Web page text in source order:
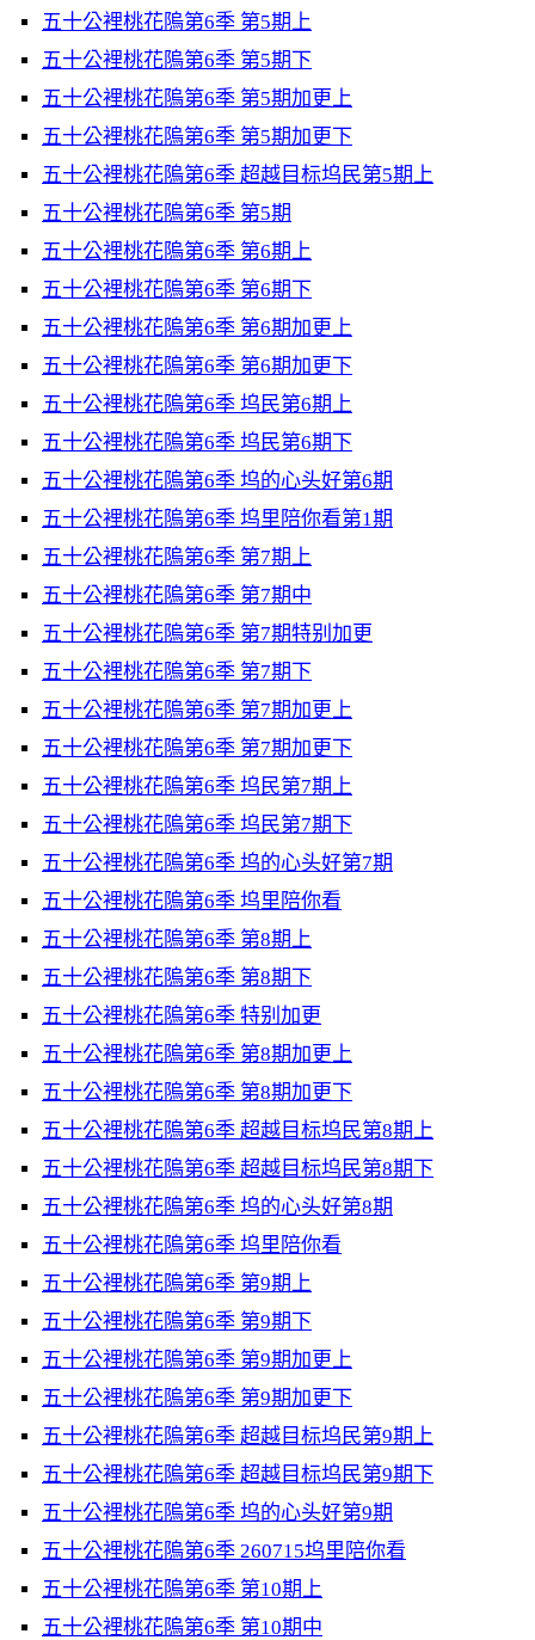
五十公裡桃花隖第6季 第5期上
五十公裡桃花隖第6季 第5期下
五十公裡桃花隖第6季 第5期加更上
五十公裡桃花隖第6季 第5期加更下
五十公裡桃花隖第6季 超越目标坞民第5期上
五十公裡桃花隖第6季 第5期
五十公裡桃花隖第6季 第6期上
五十公裡桃花隖第6季 第6期下
五十公裡桃花隖第6季 第6期加更上
五十公裡桃花隖第6季 第6期加更下
五十公裡桃花隖第6季 坞民第6期上
五十公裡桃花隖第6季 坞民第6期下
五十公裡桃花隖第6季 坞的心头好第6期
五十公裡桃花隖第6季 坞里陪你看第1期
五十公裡桃花隖第6季 第7期上
五十公裡桃花隖第6季 第7期中
五十公裡桃花隖第6季 第7期特别加更
五十公裡桃花隖第6季 第7期下
五十公裡桃花隖第6季 第7期加更上
五十公裡桃花隖第6季 第7期加更下
五十公裡桃花隖第6季 坞民第7期上
五十公裡桃花隖第6季 坞民第7期下
五十公裡桃花隖第6季 坞的心头好第7期
五十公裡桃花隖第6季 坞里陪你看
五十公裡桃花隖第6季 第8期上
五十公裡桃花隖第6季 第8期下
五十公裡桃花隖第6季 特别加更
五十公裡桃花隖第6季 第8期加更上
五十公裡桃花隖第6季 第8期加更下
五十公裡桃花隖第6季 超越目标坞民第8期上
五十公裡桃花隖第6季 超越目标坞民第8期下
五十公裡桃花隖第6季 坞的心头好第8期
五十公裡桃花隖第6季 坞里陪你看
五十公裡桃花隖第6季 第9期上
五十公裡桃花隖第6季 第9期下
五十公裡桃花隖第6季 第9期加更上
五十公裡桃花隖第6季 第9期加更下
五十公裡桃花隖第6季 超越目标坞民第9期上
五十公裡桃花隖第6季 超越目标坞民第9期下
五十公裡桃花隖第6季 坞的心头好第9期
五十公裡桃花隖第6季 260715坞里陪你看
五十公裡桃花隖第6季 第10期上
五十公裡桃花隖第6季 第10期中